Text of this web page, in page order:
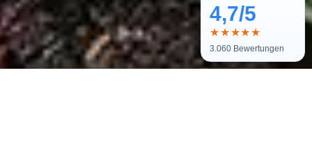
4,7/5
★★★★★
3.060 Bewertungen